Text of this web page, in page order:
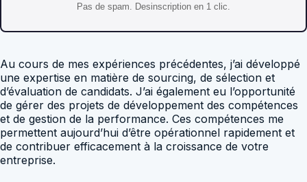
Pas de spam. Desinscription en 1 clic.
Au cours de mes expériences précédentes, j’ai développé
une expertise en matière de sourcing, de sélection et
d’évaluation de candidats. J’ai également eu l’opportunité
de gérer des projets de développement des compétences
et de gestion de la performance. Ces compétences me
permettent aujourd’hui d’être opérationnel rapidement et
de contribuer efficacement à la croissance de votre
entreprise.